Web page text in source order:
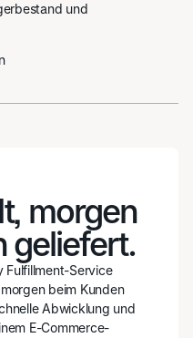
und
morgen
geliefert.
Fulfillment-Service
beim Kunden
Abwicklung und
E-Commerce-